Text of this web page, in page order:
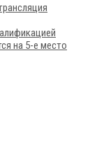
на 5-е место